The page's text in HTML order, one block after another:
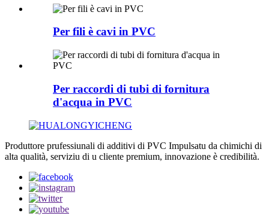
Per fili è cavi in ​​PVC
Per raccordi di tubi di fornitura
d'acqua in PVC
Produttore prufessiunali di additivi di PVC Impulsatu da chimichi di
alta qualità, serviziu di u cliente premium, innovazione è credibilità.